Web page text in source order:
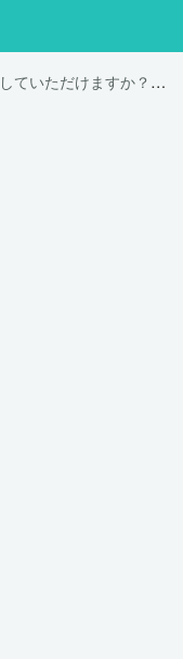
「この問診票を記入していただけますか？」は英語で "Could you fill out this questionnaire?"